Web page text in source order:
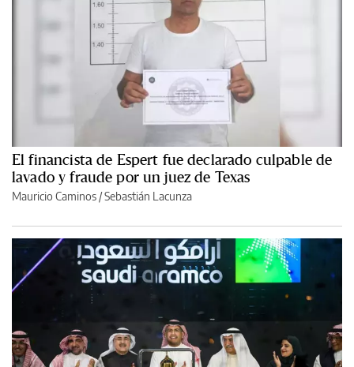
El financista de Espert fue declarado culpable de
lavado y fraude por un juez de Texas
Mauricio Caminos /Sebastián Lacunza